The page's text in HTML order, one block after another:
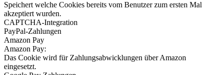
Speichert welche Cookies bereits vom Benutzer zum ersten Mal
akzeptiert wurden.
CAPTCHA-Integration
PayPal-Zahlungen
Amazon Pay
Amazon Pay:
Das Cookie wird für Zahlungsabwicklungen über Amazon
eingesetzt.